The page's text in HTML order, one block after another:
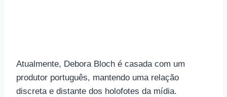
Atualmente, Debora Bloch é casada com um
produtor português, mantendo uma relação
discreta e distante dos holofotes da mídia.